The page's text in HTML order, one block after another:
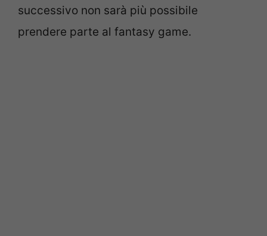
successivo non sarà più possibile
prendere parte al fantasy game.